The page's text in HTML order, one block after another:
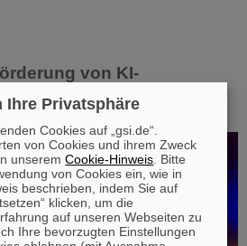
von KI-
Zusammenarbeit und
Ihre Privatsphäre
Cookies auf „gsi.de“.
von Cookies und ihrem Zweck
unseremCookie-Hinweis . Bitte
von Cookies ein, wie in
beschrieben, indem Sie auf
klicken, um die
auf unseren Webseiten zu
Ihre bevorzugten Einstellungen